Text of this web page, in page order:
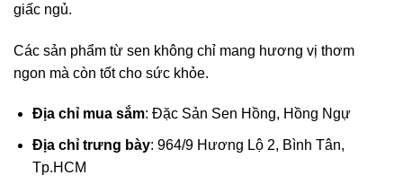
giấc ngủ.
Các sản phẩm từ sen không chỉ mang hương vị thơm
ngon mà còn tốt cho sức khỏe.
Địa chỉ mua sắm: Đặc Sản Sen Hồng, Hồng Ngự
Địa chỉ trưng bày: 964/9 Hương Lộ 2, Bình Tân,
Tp.HCM